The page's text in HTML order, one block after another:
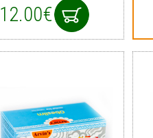
12.00€